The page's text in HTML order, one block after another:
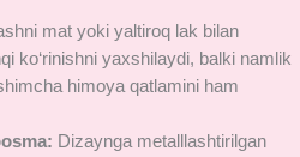
mat yoki yaltiroq lak bilan
ko‘rinishni yaxshilaydi, balki namlik
himoya qatlamini ham
Dizaynga metalllashtirilgan